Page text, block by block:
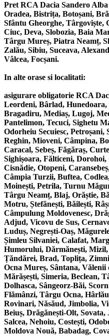
Pret RCA Dacia Sandero
Oradea, Bistrița, Botoșani,
Sfântu Gheorghe,
Ciuc, Deva, Slobozia, Baia
Târgu Mureș, Piatra Neamț,
Zalău, Sibiu, Suceava,
Vâlcea, Focșani.
In alte orase si localitati:
asigurare obligatorie RCA
Leordeni, Bârlad,
Bragadiru, Mediaș, Lugoj,
Pantelimon, Tecuci, Sighetu
Odorheiu Secuiesc, Petroșani,
Reghin, Mioveni, Câmpina,
Caracal, Sebeș, Făgăraș,
Sighișoara, Fălticeni,
Cisnădie, Otopeni,
Câmpia Turzii, Buftea,
Moinești, Petrila, Turnu
Târgu Neamț, Blaj, Orăștie,
Motru, Ștefănești, Băilești,
Câmpulung Moldovenesc,
Adjud, Vicovu de Sus,
Luduș, Negrești-Oaș,
Șimleu Silvaniei, Calafat,
Humorului, Dărmănești, Mizil,
Țăndărei, Brad, Toplița,
Ocna Mureș, Sântana,
Mărășești, Simeria, Beclean,
Dolhasca, Sângeorz-Băi,
Flămânzi, Târgu Ocna,
Rovinari, Năsăud, Jimbolia,
Beiuș, Drăgănești-Olt,
Salcea, Nehoiu, Costești,
Moldova Nouă, Babadag,